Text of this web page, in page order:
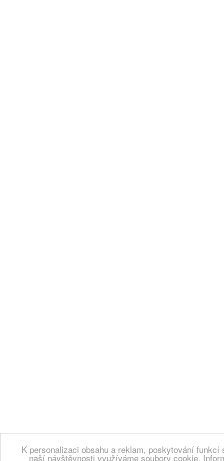
K personalizaci obsahu a reklam, poskytování
naší návštěvnosti využíváme soubory cookie.